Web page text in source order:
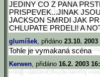
JEDINY CO Z PANA
PRISPEVEK...JINAK
JACKSON SMRDI JAK
CHLUPATE PRDELI! A
glumíšek, přidáno 23.10. 2003
Tohle je vymakaná scéna
Kerwen, přidáno 16.2. 2003